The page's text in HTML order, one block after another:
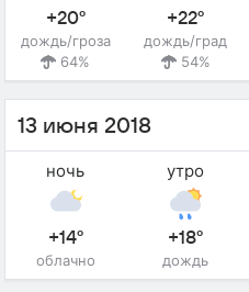
+20°
дождь/гроза
64%
+22°
дождь/град
54%
13 июня 2018
ночь
+14°
облачно
утро
+18°
дождь